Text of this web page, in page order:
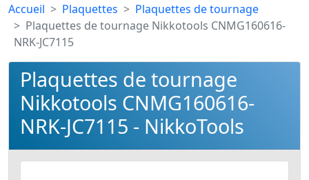
Accueil Plaquettes
Plaquettes de tournage
Plaquettes de tournage Nikkotools CNMG160616-
NRK-JC7115
Plaquettes de tournage
Nikkotools CNMG160616-
NRK-JC7115 - NikkoTools